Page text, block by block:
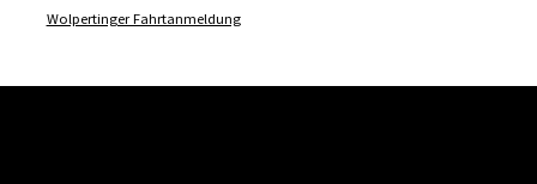
Wolpertinger Fahrtanmeldung